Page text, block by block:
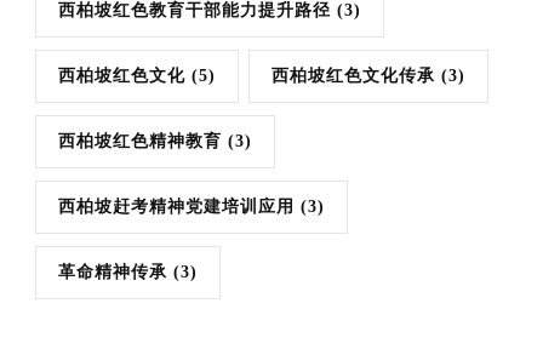
西柏坡红色教育干部能力提升路径 (3)
西柏坡红色文化 (5) 西柏坡红色文化传承 (3)
西柏坡红色精神教育 (3)
西柏坡赶考精神党建培训应用 (3)
革命精神传承 (3)